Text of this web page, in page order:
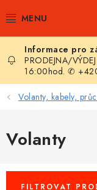
na
E-SHOP
AKČNÍ SLEVY
ZPRAVODAJ
PRODEJNA/
16:00hod. ✆
Volanty, kabely,
Volanty
FILTROVAT